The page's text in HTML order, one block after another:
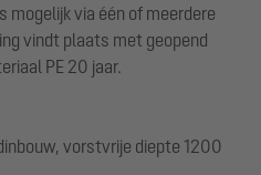
mogelijk via één of meerdere
vindt plaats met geopend
PE 20 jaar.
vorstvrije diepte 1200